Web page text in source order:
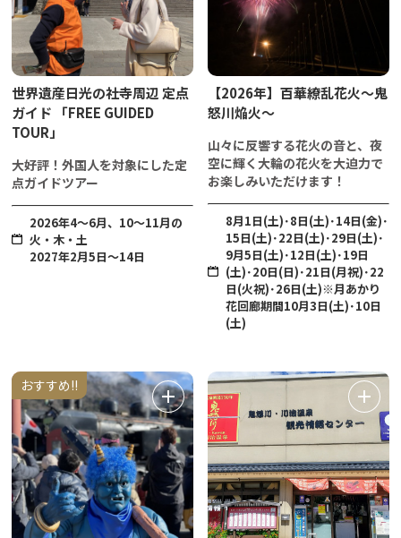
世界遺産日光の社寺周辺 定点
ガイド 「FREE GUIDED
TOUR」
大好評！外国人を対象にした定
点ガイドツアー
2026年4～6月、10～11月の
火・木・土
2027年2月5日～14日
【2026年】百華繚乱花火～鬼
怒川焔火～
山々に反響する花火の音と、夜
空に輝く大輪の花火を大迫力で
お楽しみいただけます！
8月1日(土)･8日(土)･14日(金)･
15日(土)･22日(土)･29日(土)･
9月5日(土)･12日(土)･19日
(土)･20日(日)･21日(月祝)･22
日(火祝)･26日(土)※月あかり
花回廊期間10月3日(土)･10日
(土)
おすすめ!!